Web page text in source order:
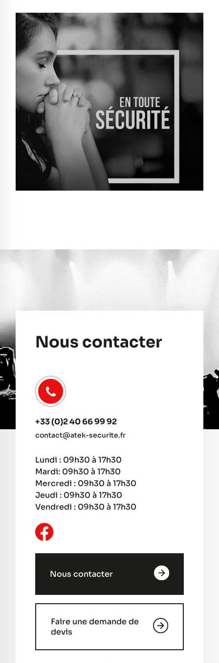
Nous contacter
+33 (0)2 40 66 99 92
contact@atek-securite.fr
Lundi : 09h30 à 17h30
Mardi: 09h30 à 17h30
Mercredi : 09h30 à 17h30
Jeudi : 09h30 à 17h30
Vendredi : 09h30 à 17h30
Nous contacter
Faire une demande de
devis